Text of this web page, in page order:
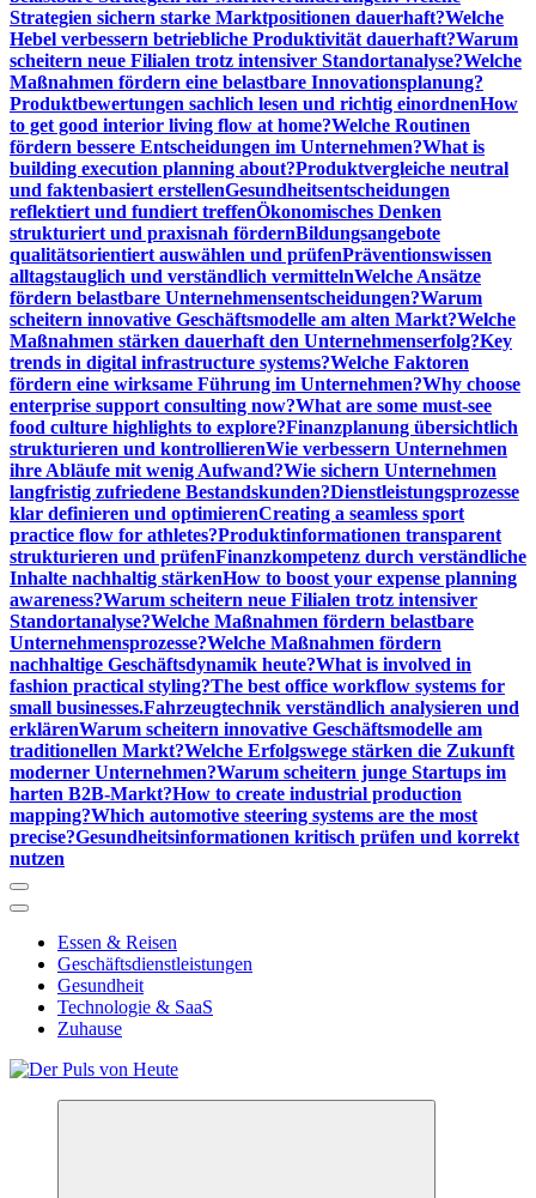
Strategien sichern starke Marktpositionen dauerhaft?Welche
Hebel verbessern betriebliche Produktivität dauerhaft?Warum
scheitern neue Filialen trotz intensiver Standortanalyse?Welche
Maßnahmen fördern eine belastbare Innovationsplanung?
Produktbewertungen sachlich lesen und richtig einordnenHow
to get good interior living flow at home?Welche Routinen
fördern bessere Entscheidungen im Unternehmen?What is
building execution planning about?Produktvergleiche neutral
und faktenbasiert erstellenGesundheitsentscheidungen
reflektiert und fundiert treffenÖkonomisches Denken
strukturiert und praxisnah fördernBildungsangebote
qualitätsorientiert auswählen und prüfenPräventionswissen
alltagstauglich und verständlich vermittelnWelche Ansätze
fördern belastbare Unternehmensentscheidungen?Warum
scheitern innovative Geschäftsmodelle am alten Markt?Welche
Maßnahmen stärken dauerhaft den Unternehmenserfolg?Key
trends in digital infrastructure systems?Welche Faktoren
fördern eine wirksame Führung im Unternehmen?Why choose
enterprise support consulting now?What are some must-see
food culture highlights to explore?Finanzplanung übersichtlich
strukturieren und kontrollierenWie verbessern Unternehmen
ihre Abläufe mit wenig Aufwand?Wie sichern Unternehmen
langfristig zufriedene Bestandskunden?Dienstleistungsprozesse
klar definieren und optimierenCreating a seamless sport
practice flow for athletes?Produktinformationen transparent
strukturieren und prüfenFinanzkompetenz durch verständliche
Inhalte nachhaltig stärkenHow to boost your expense planning
awareness?Warum scheitern neue Filialen trotz intensiver
Standortanalyse?Welche Maßnahmen fördern belastbare
Unternehmensprozesse?Welche Maßnahmen fördern
nachhaltige Geschäftsdynamik heute?What is involved in
fashion practical styling?The best office workflow systems for
small businesses.Fahrzeugtechnik verständlich analysieren und
erklärenWarum scheitern innovative Geschäftsmodelle am
traditionellen Markt?Welche Erfolgswege stärken die Zukunft
moderner Unternehmen?Warum scheitern junge Startups im
harten B2B-Markt?How to create industrial production
mapping?Which automotive steering systems are the most
precise?Gesundheitsinformationen kritisch prüfen und korrekt
nutzen
Essen & Reisen
Geschäftsdienstleistungen
Gesundheit
Technologie & SaaS
Zuhause
Meldungen die Resonanz finden